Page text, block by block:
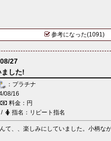
参考になった(1091)
27
した!
：プラチナ
08/16
料金：円
/
指名：リピート指名
て、、楽しみにしていました。小柄な